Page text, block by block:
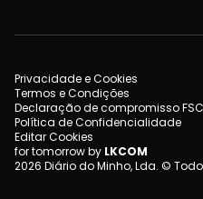
Privacidade e Cookies
Termos e Condições
Declaração de compromisso
Política de Confidencialidade
Editar Cookies
for tomorrow by LKCOM
2026 Diário do Minho, Lda. ©